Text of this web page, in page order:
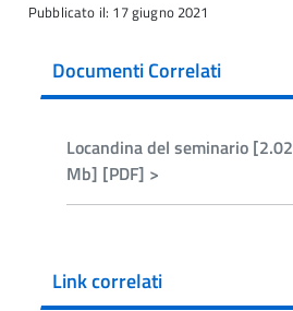
Pubblicato il: 17 giugno 2021
Documenti Correlati
Locandina del seminario [2.02
Mb] [PDF] >
Link correlati